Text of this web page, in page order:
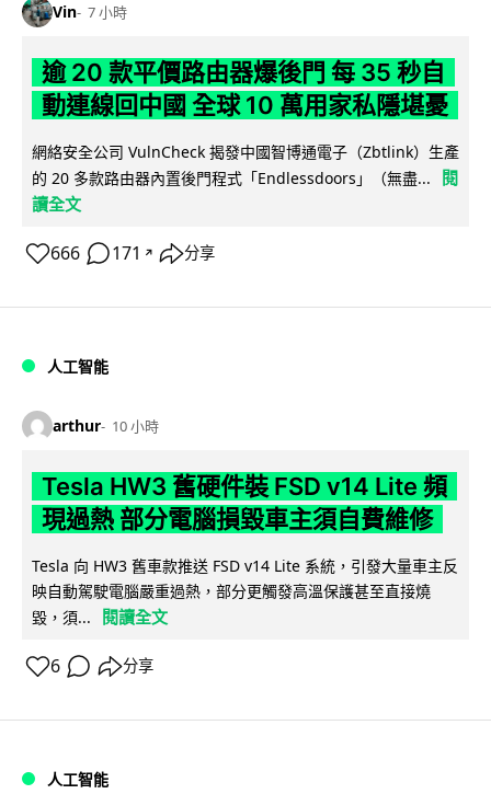
Vin 7 小時
逾 20 款平價路由器爆後門 每 35 秒自
動連線回中國 全球 10 萬用家私隱堪憂
網絡安全公司 VulnCheck 揭發中國智博通電子（Zbtlink）生產
的 20 多款路由器內置後門程式「Endlessdoors」（無盡...
閱
讀全文
666 171 ↗ 分享
人工智能
arthur 10 小時
Tesla HW3 舊硬件裝 FSD v14 Lite 頻
現過熱 部分電腦損毀車主須自費維修
Tesla 向 HW3 舊車款推送 FSD v14 Lite 系統，引發大量車主反
映自動駕駛電腦嚴重過熱，部分更觸發高溫保護甚至直接燒
毀，須...
閱讀全文
6 分享
人工智能